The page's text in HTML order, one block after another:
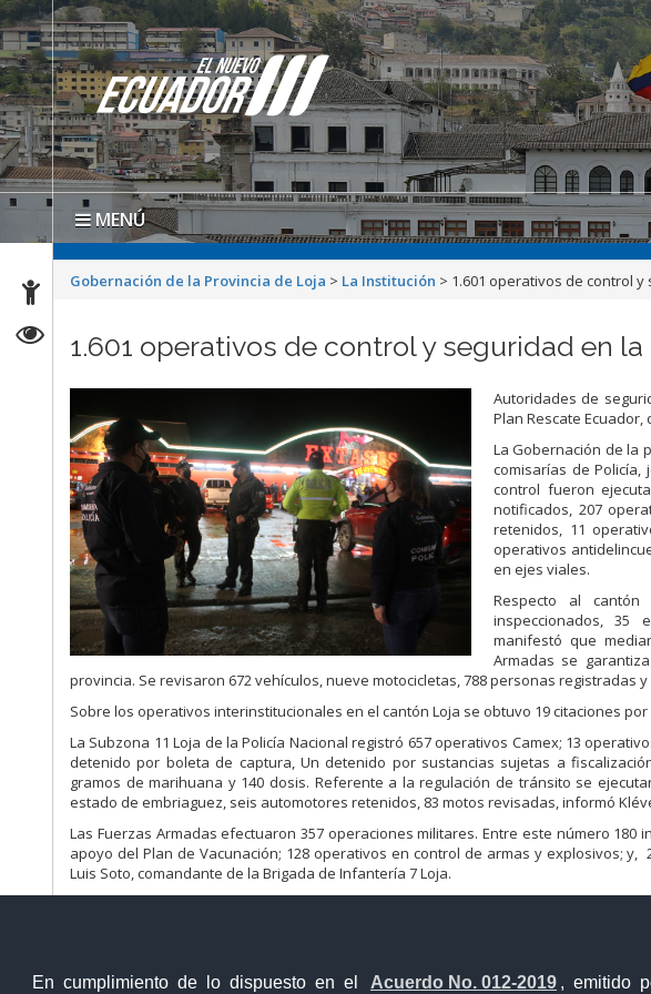
En cumplimiento de lo dispuesto en el Acuerdo No. 012-2019 , emitido
MENÚ
Gobernación de la Provincia de Loja > La Institución > 1.601 operativos de control
1.601 operativos de control y seguridad en
Autoridades de
Plan Rescate
La Gobernación de la
comisarías de
control fueron
notificados, 207
retenidos, 11
operativos
en ejes viales.
Respecto al cantón
inspeccionados, 35
manifestó que
Armadas se
provincia. Se revisaron 672 vehículos, nueve motocicletas, 788 personas
Sobre los operativos interinstitucionales en el cantón Loja se obtuvo 19 citaciones
La Subzona 11 Loja de la Policía Nacional registró 657 operativos Camex; 13
detenido por boleta de captura, Un detenido por sustancias sujetas a
gramos de marihuana y 140 dosis. Referente a la regulación de tránsito se
estado de embriaguez, seis automotores retenidos, 83 motos revisadas, informó
Las Fuerzas Armadas efectuaron 357 operaciones militares. Entre este número
apoyo del Plan de Vacunación; 128 operativos en control de armas y explosivos;
Luis Soto, comandante de la Brigada de Infantería 7 Loja.